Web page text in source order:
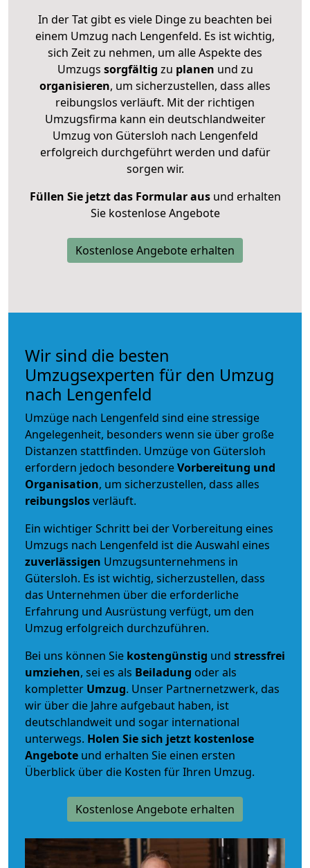
In der Tat gibt es viele Dinge zu beachten bei
einem Umzug nach Lengenfeld. Es ist wichtig,
sich Zeit zu nehmen, um alle Aspekte des
Umzugs sorgfältig zu planen und zu
organisieren, um sicherzustellen, dass alles
reibungslos verläuft. Mit der richtigen
Umzugsfirma kann ein deutschlandweiter
Umzug von Gütersloh nach Lengenfeld
erfolgreich durchgeführt werden und dafür
sorgen wir.
Füllen Sie jetzt das Formular ausund erhalten
Sie kostenlose Angebote
Kostenlose Angebote erhalten
Wir sind die besten
Umzugsexperten für den Umzug
nach Lengenfeld
Umzüge nach Lengenfeld sind eine stressige
Angelegenheit, besonders wenn sie über große
Distanzen stattfinden. Umzüge von Gütersloh
erfordern jedoch besondereVorbereitung und
Organisation, um sicherzustellen, dass alles
reibungslosverläuft.
Ein wichtiger Schritt bei der Vorbereitung eines
Umzugs nach Lengenfeld ist die Auswahl eines
zuverlässigen Umzugsunternehmens in
Gütersloh. Es ist wichtig, sicherzustellen, dass
das Unternehmen über die erforderliche
Erfahrung und Ausrüstung verfügt, um den
Umzug erfolgreich durchzuführen.
Bei uns können Sie kostengünstig und stressfrei
umziehen, sei es als Beiladung oder als
kompletter Umzug. Unser Partnernetzwerk, das
wir über die Jahre aufgebaut haben, ist
deutschlandweit und sogar international
unterwegs. Holen Sie sich jetzt kostenlose
Angebote und erhalten Sie einen ersten
Überblick über die Kosten für Ihren Umzug.
Kostenlose Angebote erhalten